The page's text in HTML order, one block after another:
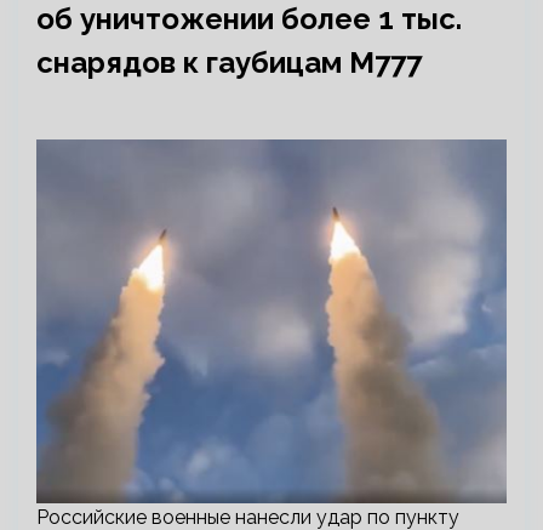
об уничтожении более 1 тыс.
снарядов к гаубицам M777
Российские военные нанесли удар по пункту